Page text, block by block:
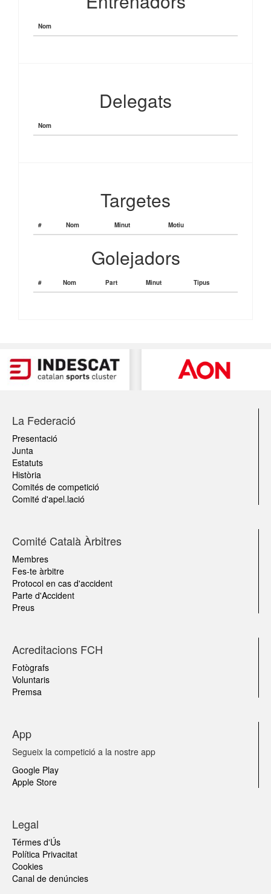
Nom
Delegats
Nom
Targetes
# Nom Minut Motiu
Golejadors
# Nom Part Minut Tipus
La Federació
Presentació
Junta
Estatuts
Història
Comités de competició
Comité d'apel.lació
Comité Català Àrbitres
Membres
Fes-te àrbitre
Protocol en cas d'accident
Parte d'Accident
Preus
Acreditacions FCH
Fotògrafs
Voluntaris
Premsa
App
Segueix la competició a la nostre app
Google Play
Apple Store
Legal
Térmes d'Ús
Política Privacitat
Cookies
Canal de denúncies